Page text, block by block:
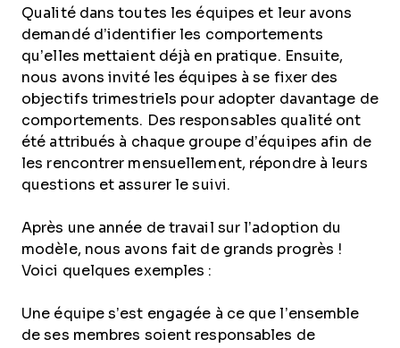
Qualité dans toutes les équipes et leur avons
demandé d’identifier les comportements
qu’elles mettaient déjà en pratique. Ensuite,
nous avons invité les équipes à se fixer des
objectifs trimestriels pour adopter davantage de
comportements. Des responsables qualité ont
été attribués à chaque groupe d’équipes afin de
les rencontrer mensuellement, répondre à leurs
questions et assurer le suivi.
Après une année de travail sur l’adoption du
modèle, nous avons fait de grands progrès !
Voici quelques exemples :
Une équipe s’est engagée à ce que l’ensemble
de ses membres soient responsables de